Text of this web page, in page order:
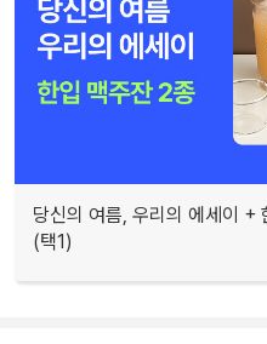
당신의 여름, 우리의 에세이 +
(택1)